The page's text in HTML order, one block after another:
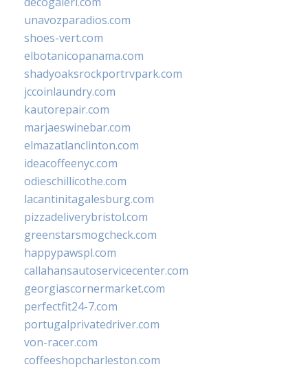
unavozparadios.com
shoes-vert.com
elbotanicopanama.com
shadyoaksrockportrvpark.com
jccoinlaundry.com
kautorepair.com
marjaeswinebar.com
elmazatlanclinton.com
ideacoffeenyc.com
odieschillicothe.com
lacantinitagalesburg.com
pizzadeliverybristol.com
greenstarsmogcheck.com
happypawspl.com
callahansautoservicecenter.com
georgiascornermarket.com
perfectfit24-7.com
portugalprivatedriver.com
von-racer.com
coffeeshopcharleston.com